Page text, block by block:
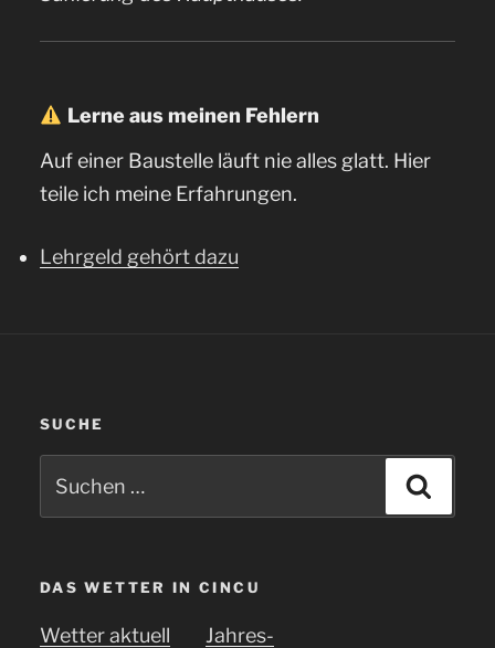
Lerne aus meinen Fehlern
Auf einer Baustelle läuft nie alles glatt. Hier
teile ich meine Erfahrungen.
Lehrgeld gehört dazu
SUCHE
DAS WETTER IN CINCU
Wetter aktuell
Jahres-